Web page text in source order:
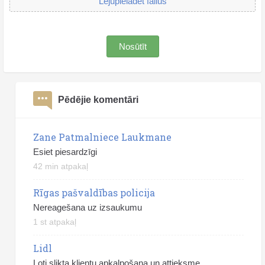
Nosūtīt
Pēdējie komentāri
Zane Patmalniece Laukmane
Esiet piesardzīgi
42 min atpakaļ
Rīgas pašvaldības policija
Nereagešana uz izsaukumu
1 st atpakaļ
Lidl
Ļoti slikta klientu apkalpošana un attieksme